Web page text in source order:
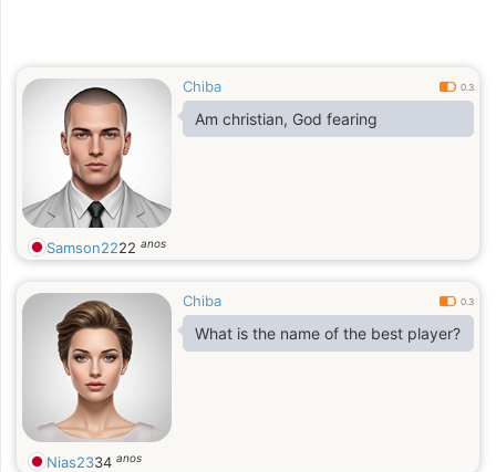
Chiba 0.3
Am christian, God fearing
Samson2222 anos
Chiba 0.3
What is the name of the best player?
Nias2334 anos